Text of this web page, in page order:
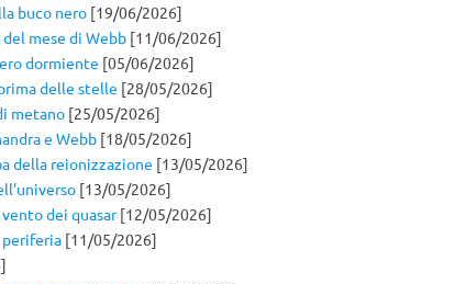
buco nero[19/06/2026]
mese di Webb[11/06/2026]
dormiente [05/06/2026]
delle stelle [28/05/2026]
metano[25/05/2026]
e Webb[18/05/2026]
della reionizzazione [13/05/2026]
[13/05/2026]
dei quasar[12/05/2026]
periferia[11/05/2026]